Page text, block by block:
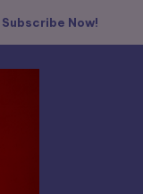
Subscribe Now!